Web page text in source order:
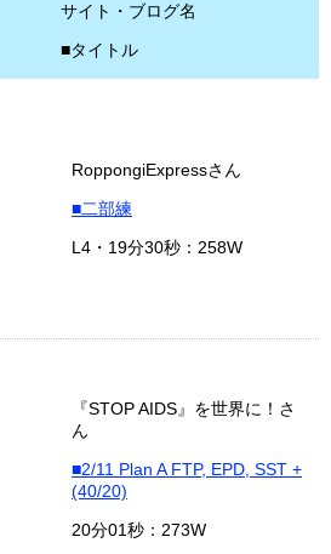
サイト・ブログ名
■タイトル
RoppongiExpressさん
■二部練
L4・19分30秒：258W
『STOP AIDS』を世界に！さ
ん
■2/11 Plan A FTP, EPD, SST +
(40/20)
20分01秒：273W